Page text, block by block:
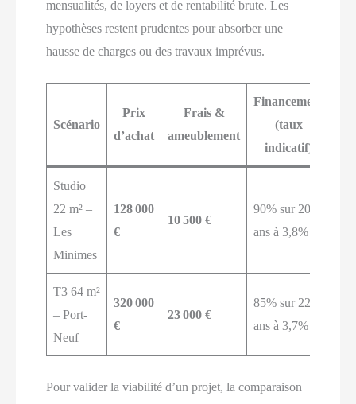
mensualités, de loyers et de rentabilité brute. Les
hypothèses restent prudentes pour absorber une
hausse de charges ou des travaux imprévus.
Scénario
Prix
d’achat
Frais &
ameublement
Financement
(taux
indicatif)
Studio
22 m² –
Les
Minimes
128 000
€
10 500 €
90% sur 20
ans à 3,8%
T3 64 m²
– Port-
Neuf
320 000
€
23 000 €
85% sur 22
ans à 3,7%
Pour valider la viabilité d’un projet, la comparaison